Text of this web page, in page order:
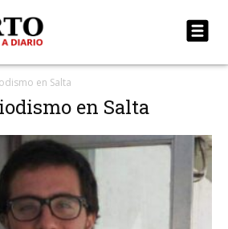
en Salta
en Salta